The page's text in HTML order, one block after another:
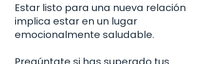
Estar listo para una nueva relación
implica estar en un lugar
emocionalmente saludable.